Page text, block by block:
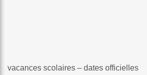
vacances scolaires – dates officielles